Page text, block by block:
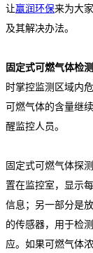
让赢润环保来为大
及其解决办法。
固定式可燃气体检
时掌控监测区域内
可燃气体的含量继
醒监控人员。
固定式可燃气体探
置在监控室，显示
信息；另一部分是
的传感器，用于检
应。如果可燃气体